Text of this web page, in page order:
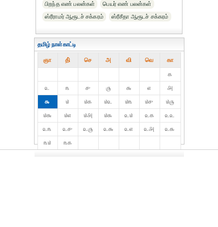
பிறந்த எண் பலன்கள்
பெயர் எண் பலன்கள்
ஸ்ரீராமர் ஆரூடச் சக்கரம்
ஸ்ரீசீதா ஆரூடச் சக்கரம்
தமிழ் நாள்காட்டி
ஞா தி் செ அ வி வெ கா
௧
௨
௩ ௪ ௫ ௬ ௭
௮
௯
௰ ௰௧ ௰௨ ௰௩ ௰௪
௰௫
௰௬
௰௭ ௰௮ ௰௯ ௨௰ ௨௧
௨௨
௨௩
௨௪ ௨௫ ௨௬ ௨௭ ௨௮
௨௯
௩௰
௩௧